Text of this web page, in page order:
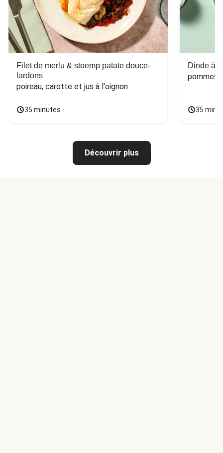
Filet de merlu & stoemp patate douce-
lardons
poireau, carotte et jus à l'oignon
35 minutes
Dinde à
pommes
35
Découvrir plus